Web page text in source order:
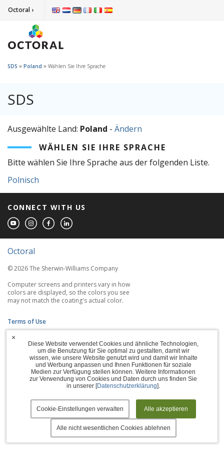
Octoral ›
SDS » Poland » Wählen Sie Ihre Sprache
SDS
Ausgewählte Land: Poland - Ändern
WÄHLEN SIE IHRE SPRACHE
Bitte wählen Sie Ihre Sprache aus der folgenden Liste.
Polnisch
CONNECT WITH US
Octoral
© 2026 The Sherwin-Williams Company
Computer screens and printers vary in how
colors are displayed, so the colors you see
may not match the coating's actual color.
Terms of Use
Privacy Policy
Accessibility Statement
Manage Cookies
Diese Website verwendet Cookies und ähnliche Technologien,
um die Benutzung für Sie optimal zu gestalten, damit wir
wissen, wie unsere Website genutzt wird und damit wir Inhalte
und Werbung anpassen und Ihnen Funktionen für soziale
Medien zur Verfügung stellen können. Weitere Informationen
zur Verwendung von Cookies und Daten durch uns finden Sie
in unserer [Datenschutzerklärung].
Cookie-Einstellungen verwalten Alle akzeptieren
Alle nicht wesentlichen Cookies ablehnen
×